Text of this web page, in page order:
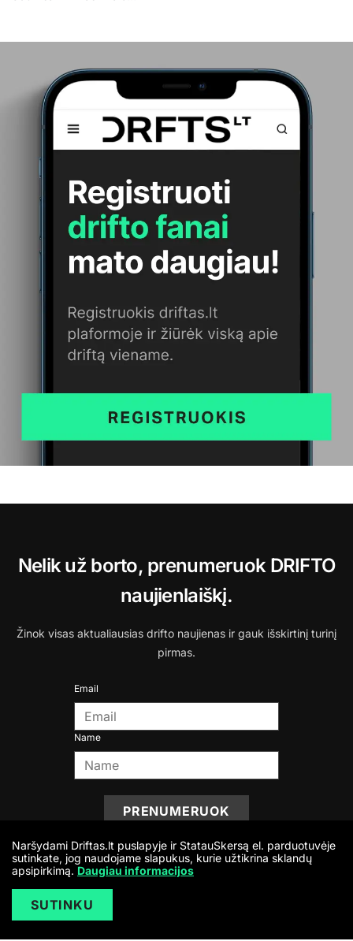
Nelik už borto, prenumeruok DRIFTO
naujienlaiškį.
Žinok visas aktualiausias drifto naujienas ir gauk išskirtinį turinį
pirmas.
Email
Name
PRENUMERUOK
Naršydami Driftas.lt puslapyje ir StatauSkersą el. parduotuvėje
sutinkate, jog naudojame slapukus, kurie užtikrina sklandų
apsipirkimą. Daugiau informacijos
SUTINKU